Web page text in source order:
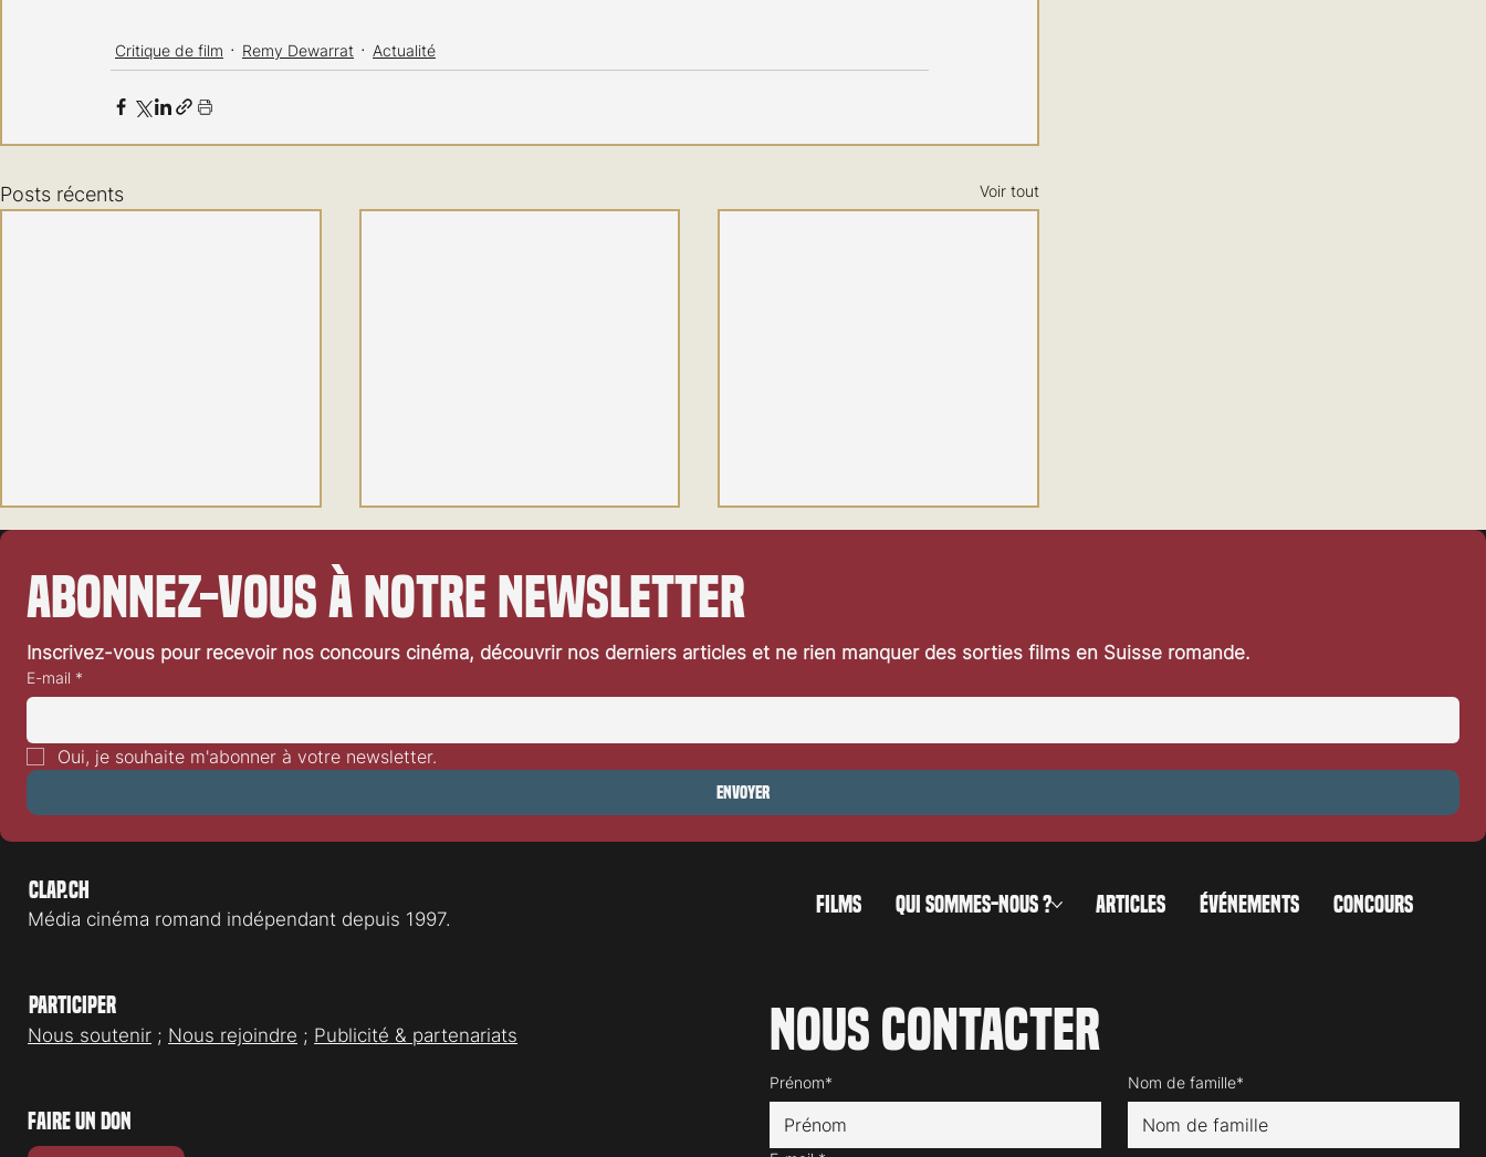
Critique de film Remy Dewarrat Actualité
Posts récents Voir tout
Driver
With Wolves
Heart
Abonnez-vous à notre newsletter
Inscrivez-vous pour recevoir nos concours cinéma, découvrir nos derniers articles et ne rien manquer des sorties films en Suisse romande.
E-mail *
Oui, je souhaite m'abonner à votre newsletter.
Envoyer
Clap.ch
Média cinéma romand indépendant depuis 1997.
FILMS QUI SOMMES-NOUS ? ARTICLES ÉVÉNEMENTS CONCOURS
Participer
Nous soutenir ; Nous rejoindre ; Publicité & partenariats Nous contacter
Prénom* Nom de famille*
faire un don